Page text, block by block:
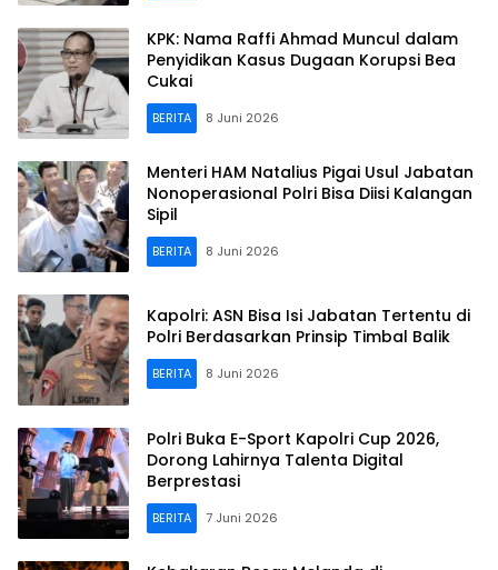
KPK: Nama Raffi Ahmad Muncul dalam
Penyidikan Kasus Dugaan Korupsi Bea
Cukai
BERITA 8 Juni 2026
Menteri HAM Natalius Pigai Usul Jabatan
Nonoperasional Polri Bisa Diisi Kalangan
Sipil
BERITA 8 Juni 2026
Kapolri: ASN Bisa Isi Jabatan Tertentu di
Polri Berdasarkan Prinsip Timbal Balik
BERITA 8 Juni 2026
Polri Buka E-Sport Kapolri Cup 2026,
Dorong Lahirnya Talenta Digital
Berprestasi
BERITA 7 Juni 2026